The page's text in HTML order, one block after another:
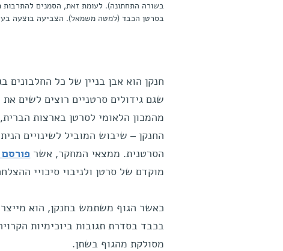
בשורה התחתונה). לעומת זאת, הסמנים להתרבות
בסרטן הכבד (למטה משמאל). הצביעה בוצעה
חנקן הוא אבן בניין של כל החלבונים
שגם גידולים סרטניים רוצים לשים
מהמכון הלאומי לסרטן בארצות
החנקן – שיבוש המוביל לשינויים
הסרטנית. ממצאי המחקר, אשר
מוקדם של סרטן ולניבוי סיכויי
כאשר הגוף משתמש בחנקן, הוא מייצר
בכבד בסדרת תגובות ביוכימיות
מסולקת מהגוף בשתן.